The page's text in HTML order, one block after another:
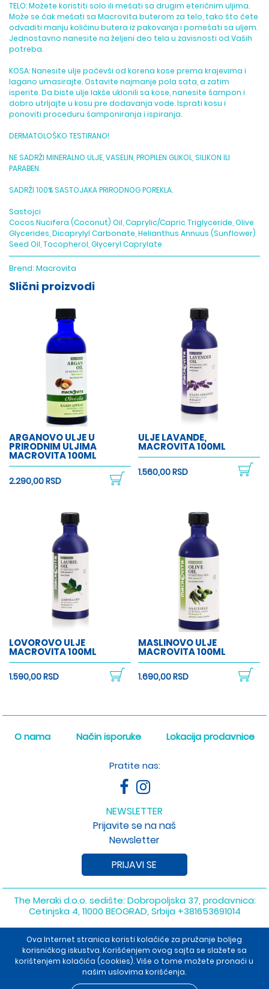
Ova Internet stranica koristi kolačiće za pružanje boljeg
korisničkog iskustva. Korišćenjem ovog sajta se slažete sa
korištenjem kolačića (cookies). Više o tome možete pronaći u
našim uslovima korišćenja.
TELO: Možete koristiti solo ili mešati sa drugim eteričnim uljima.
Može se čak mešati sa Macrovita buterom za telo, tako što ćete
odvaditi manju količinu butera iz pakovanja i pomešati sa uljem.
Jednostavno nanesite na željeni deo tela u zavisnosti od Vaših
potreba.
KOSA: Nanesite ulje počevši od korena kose prema krajevima i
lagano umasirajte. Ostavite najmanje pola sata, a zatim
isperite. Da biste ulje lakše uklonili sa kose, nanesite šampon i
dobro utrljajte u kosu pre dodavanja vode. Isprati kosu i
ponoviti proceduru šamponiranja i ispiranja.
DERMATOLOŠKO TESTIRANO!
NE SADRŽI MINERALNO ULJE, VASELIN, PROPILEN GLIKOL, SILIKON ILI
PARABEN.
SADRŽI 100% SASTOJAKA PRIRODNOG POREKLA.
Sastojci
Cocos Nucifera (Coconut) Oil, Caprylic/Capric Triglyceride, Olive
Glycerides, Dicaprylyl Carbonate, Helianthus Annuus (Sunflower)
Seed Oil, Tocopherol, Glyceryl Caprylate
Brend:Macrovita
Slični proizvodi
ARGANOVO ULJE U
PRIRODNIM ULJIMA
MACROVITA 100ML
2.290,00 RSD
ULJE LAVANDE,
MACROVITA 100ML
1.560,00 RSD
LOVOROVO ULJE
MACROVITA 100ML
1.590,00 RSD
MASLINOVO ULJE
MACROVITA 100ML
1.690,00 RSD
O nama Način isporuke Lokacija prodavnice
Pratite nas:
NEWSLETTER
Prijavite se na naš
Newsletter
PRIJAVI SE
The Meraki d.o.o. sedište: Dobropoljska 37, prodavnica:
Cetinjska 4, 11000 BEOGRAD, Srbija +381653691014
byshopen.com